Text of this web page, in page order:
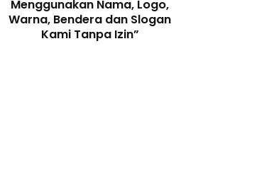
Menggunakan Nama, Logo,
Warna, Bendera dan Slogan
Kami Tanpa Izin”